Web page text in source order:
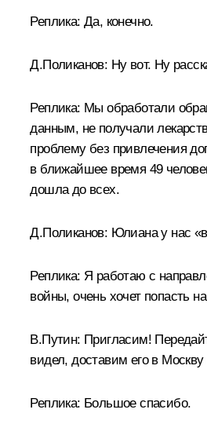
Реплика: Да, конечно.
Д.Поликанов: Ну вот. Ну
Реплика: Мы обработали
данным, не получали
проблему без привлечения
в ближайшее время 49
дошла до всех.
Д.Поликанов: Юлиана у нас
Реплика: Я работаю с
войны, очень хочет попасть
В.Путин: Пригласим!
видел, доставим его в Москву
Реплика: Большое спасибо.